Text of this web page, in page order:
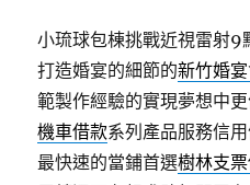
小琉球包棟挑戰近視雷射
打造婚宴的細節的新竹婚
範製作經驗的實現夢想中
機車借款系列產品服務信
最快速的當鋪首選樹林支